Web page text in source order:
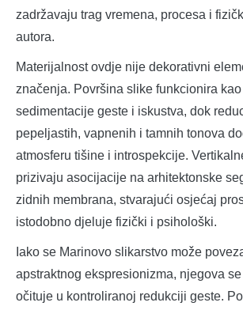
zadržavaju trag vremena, procesa i
autora.
Materijalnost ovdje nije dekorativni
značenja. Površina slike funkcionira
sedimentacije geste i iskustva, dok
pepeljastih, vapnenih i tamnih tonova
atmosferu tišine i introspekcije.
prizivaju asocijacije na arhitektonske
zidnih membrana, stvarajući osjećaj
istodobno djeluje fizički i psihološki.
Iako se Marinovo slikarstvo može
apstraktnog ekspresionizma, njegova
očituje u kontroliranoj redukciji geste.